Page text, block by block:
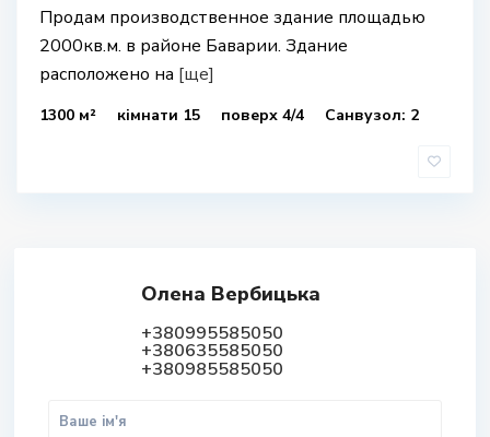
Продам производственное здание площадью
2000кв.м. в районе Баварии. Здание
расположено на [ще]
1300 м² кімнати 15 поверх 4/4 Санвузол: 2
Олена Вербицька
+380995585050
+380635585050
+380985585050